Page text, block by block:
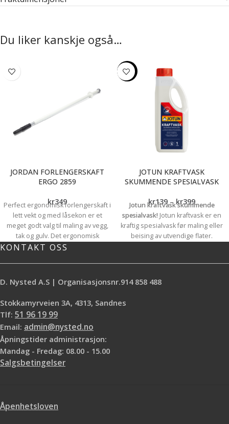
Du liker kanskje også…
JORDAN FORLENGERSKAFT
ERGO 2859
kr349
Perfect ergonomisk forlengerskaft i
lett vekt og med låsekon er et
meget godt valg til maling av vegg,
tak og gulv. Det ergonomisk
utformede håndtaket med
går raskere og blir mindre
forenkler de fleste malejobber og
sluttresultat
-7%
JOTUN KRAFTVASK
SKUMMENDE SPESIALVASK
kr139 – kr399
Jotun kraftvask skummende
spesialvask! Jotun kraftvask er en
kraftig spesialvask før maling eller
beising av utvendige flater.
skumkanon. Skum gir bedre
veggen holder seg fuktig og gjør
KONTAKT OSS
D. Nysted A.S | Organisasjonsnr.914 858 488
Stokkamyrveien 3A, 4313, Sandnes
Tlf: 51 96 19 99
Email: admin@nysted.no
Åpningstider administrasjon:
Mandag - Fredag: 08.00 - 15.00
Salgsbetingelser
Åpenhetsloven